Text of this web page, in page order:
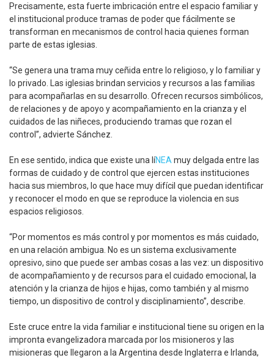
Precisamente, esta fuerte imbricación entre el espacio familiar y
el institucional produce tramas de poder que fácilmente se
transforman en mecanismos de control hacia quienes forman
parte de estas iglesias.
“Se genera una trama muy ceñida entre lo religioso, y lo familiar y
lo privado. Las iglesias brindan servicios y recursos a las familias
para acompañarlas en su desarrollo. Ofrecen recursos simbólicos,
de relaciones y de apoyo y acompañamiento en la crianza y el
cuidados de las niñeces, produciendo tramas que rozan el
control”, advierte Sánchez.
En ese sentido, indica que existe una líNEA muy delgada entre las
formas de cuidado y de control que ejercen estas instituciones
hacia sus miembros, lo que hace muy difícil que puedan identificar
y reconocer el modo en que se reproduce la violencia en sus
espacios religiosos.
“Por momentos es más control y por momentos es más cuidado,
en una relación ambigua. No es un sistema exclusivamente
opresivo, sino que puede ser ambas cosas a las vez: un dispositivo
de acompañamiento y de recursos para el cuidado emocional, la
atención y la crianza de hijos e hijas, como también y al mismo
tiempo, un dispositivo de control y disciplinamiento”, describe.
Este cruce entre la vida familiar e institucional tiene su origen en la
impronta evangelizadora marcada por los misioneros y las
misioneras que llegaron a la Argentina desde Inglaterra e Irlanda,